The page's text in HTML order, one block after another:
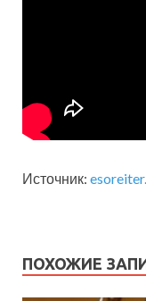
Источник:
ПОХОЖИЕ